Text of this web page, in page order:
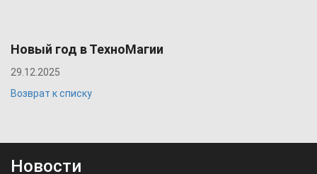
Новый год в ТехноМагии
29.12.2025
Возврат к списку
Новости